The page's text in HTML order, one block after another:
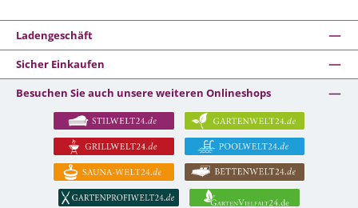
Ladengeschäft
Sicher Einkaufen
Besuchen Sie auch unsere weiteren Onlineshops